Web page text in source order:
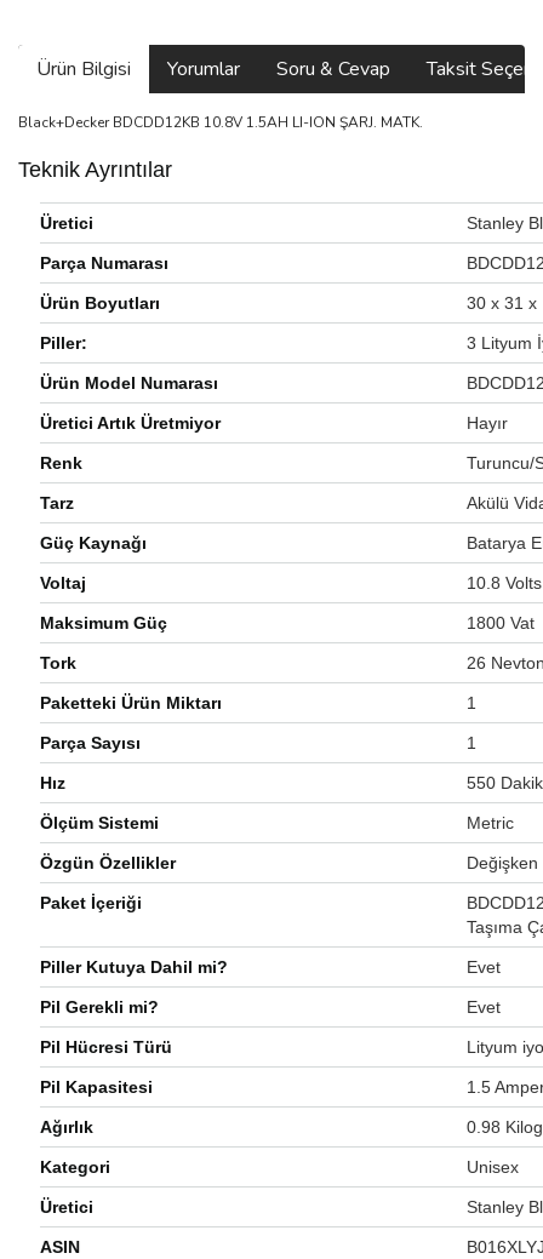
Ürün Bilgisi Yorumlar Soru & Cevap Taksit
Black+Decker BDCDD12KB 10.8V 1.5AH LI-ION ŞARJ. MATK.
Teknik Ayrıntılar
Üretici ‎Stanley
Parça Numarası
Ürün Boyutları ‎30 x 31 x
Piller: ‎3 Lityum
Ürün Model Numarası
Üretici Artık Üretmiyor ‎Hayır
Renk ‎Turuncu/
Tarz ‎Akülü
Güç Kaynağı ‎Batarya
Voltaj ‎10.8 Volts
Maksimum Güç ‎1800 Vat
Tork ‎26
Paketteki Ürün Miktarı ‎1
Parça Sayısı ‎1
Hız ‎550
Ölçüm Sistemi ‎Metric
Özgün Özellikler ‎Değişken
Paket İçeriği
Taşıma
Piller Kutuya Dahil mi? ‎Evet
Pil Gerekli mi? ‎Evet
Pil Hücresi Türü ‎Lityum
Pil Kapasitesi ‎1.5
Ağırlık ‎0.98
Kategori ‎Unisex
Üretici ‎Stanley
ASIN